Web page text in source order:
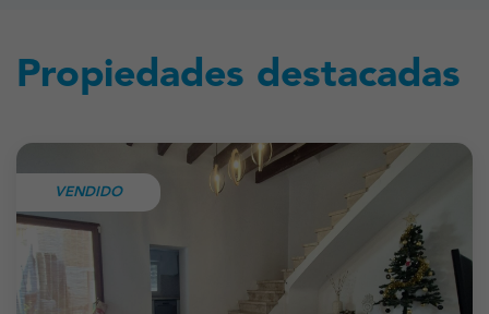
Propiedades destacadas
VENDIDO